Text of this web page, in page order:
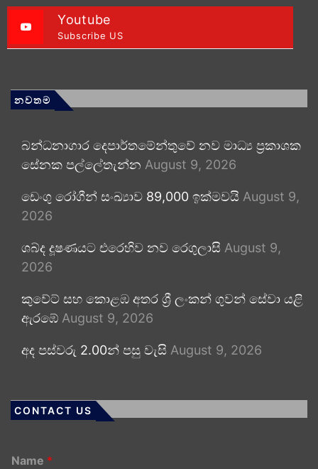
Youtube
Subscribe US
නවතම
බන්ධනාගාර දෙපාර්තමේන්තුවේ නව මාධ්‍ය ප්‍රකාශක
සේනක පල්ලේතැන්න August 9, 2026
ඩෙංගු රෝගීන් සංඛ්‍යාව 89,000 ඉක්මවයි August 9,
2026
ශබ්ද දූෂණයට එරෙහිව නව රෙගුලාසි August 9,
2026
කුවේට් සහ කොළඹ අතර ශ්‍රී ලංකන් ගුවන් සේවා යළි
ඇරඹේ August 9, 2026
අද පස්වරු 2.00න් පසු වැසි August 9, 2026
CONTACT US
Name *